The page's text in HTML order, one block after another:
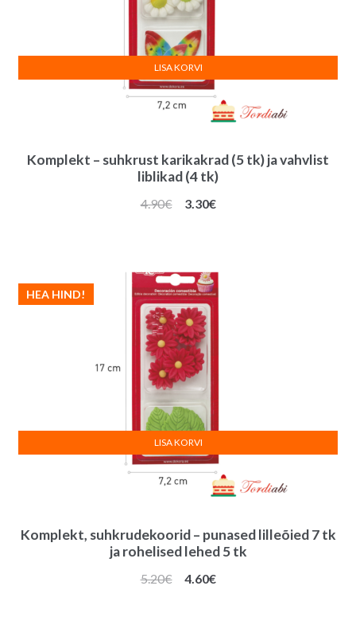
Komplekt – suhkrust karikakrad (5 tk) ja vahvlist
liblikad (4 tk)
4.90€
Algne
3.30€Praegune
LISA KORVI
Komplekt, suhkrudekoorid – punased lilleõied 7 tk
ja rohelised lehed 5 tk
HEA HIND!
5.20€
Algne
4.60€Praegune
LISA KORVI